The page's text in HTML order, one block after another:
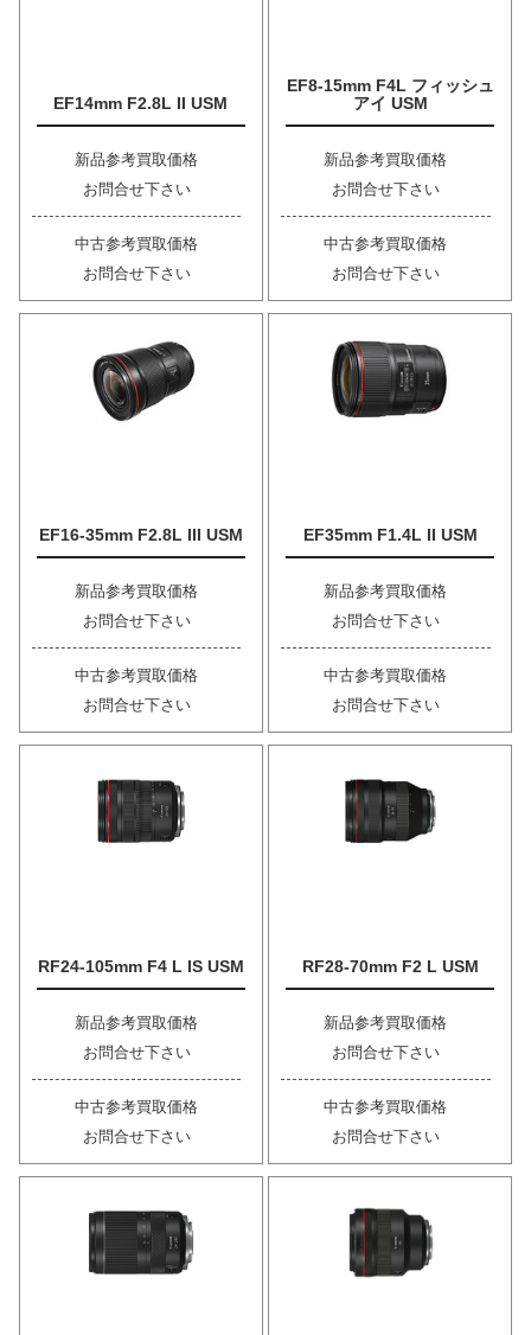
EF14mm F2.8L II USM
新品参考買取価格
お問合せ下さい
中古参考買取価格
お問合せ下さい
EF8-15mm F4L フィッシュ
アイ USM
新品参考買取価格
お問合せ下さい
中古参考買取価格
お問合せ下さい
EF16-35mm F2.8L III USM
新品参考買取価格
お問合せ下さい
中古参考買取価格
お問合せ下さい
EF35mm F1.4L II USM
新品参考買取価格
お問合せ下さい
中古参考買取価格
お問合せ下さい
RF24-105mm F4 L IS USM
新品参考買取価格
お問合せ下さい
中古参考買取価格
お問合せ下さい
RF28-70mm F2 L USM
新品参考買取価格
お問合せ下さい
中古参考買取価格
お問合せ下さい